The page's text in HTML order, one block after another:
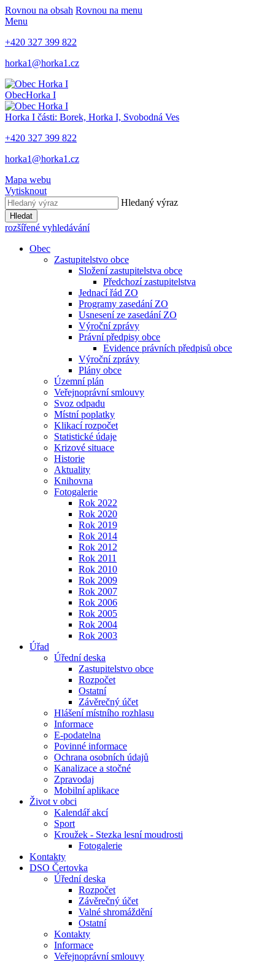
Rovnou na obsah Rovnou na menu
Menu
+420 327 399 822
horka1@horka1.cz
ObecHorka I
Horka I části: Borek, Horka I, Svobodná Ves
+420 327 399 822
horka1@horka1.cz
Mapa webu
Vytisknout
Hledaný výraz
Hledat
rozšířené vyhledávání
Obec
Zastupitelstvo obce
Složení zastupitelstva obce
Předchozí zastupitelstva
Jednací řád ZO
Programy zasedání ZO
Usnesení ze zasedání ZO
Výroční zprávy
Právní předpisy obce
Evidence právních předpisů obce
Výroční zprávy
Plány obce
Územní plán
Veřejnoprávní smlouvy
Svoz odpadu
Místní poplatky
Klikací rozpočet
Statistické údaje
Krizové situace
Historie
Aktuality
Knihovna
Fotogalerie
Rok 2022
Rok 2020
Rok 2019
Rok 2014
Rok 2012
Rok 2011
Rok 2010
Rok 2009
Rok 2007
Rok 2006
Rok 2005
Rok 2004
Rok 2003
Úřad
Úřední deska
Zastupitelstvo obce
Rozpočet
Ostatní
Závěrečný účet
Hlášení místního rozhlasu
Informace
E-podatelna
Povinné informace
Ochrana osobních údajů
Kanalizace a stočné
Zpravodaj
Mobilní aplikace
Život v obci
Kalendář akcí
Sport
Kroužek - Stezka lesní moudrosti
Fotogalerie
Kontakty
DSO Čertovka
Úřední deska
Rozpočet
Závěrečný účet
Valné shromáždění
Ostatní
Kontakty
Informace
Veřejnoprávní smlouvy